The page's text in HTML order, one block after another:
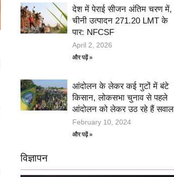
देश में पेराई सीजन अंतिम चरण में,
चीनी उत्पादन 271.20 LMT के
पार: NFCSF
April 2, 2026
और पढ़ें »
आंदोलन के लेकर कई गुटों में बंटे
किसान, लोकसभा चुनाव से पहले
आंदोलन को लेकर उठ रहे हैं सवाल
February 10, 2024
और पढ़ें »
विज्ञापन